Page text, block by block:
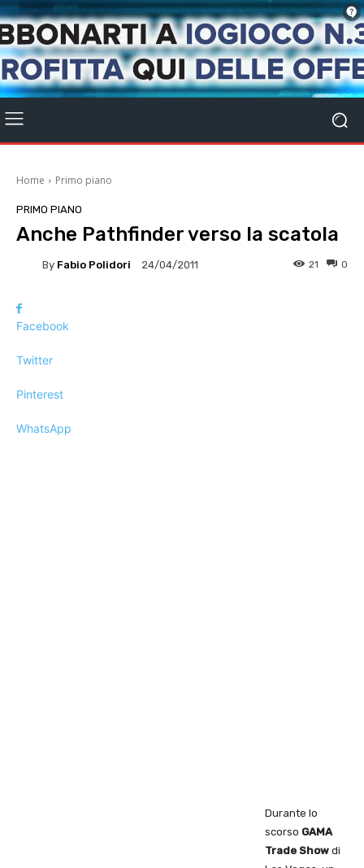
Home Primo piano
PRIMO PIANO
Anche Pathfinder verso la scatola
By Fabio Polidori 24/04/2011 0
21
Facebook
Twitter
Pinterest
WhatsApp
Durante lo
scorso GAMA
Trade Show di